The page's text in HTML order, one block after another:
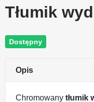
Tłumik
Dostępny
Opis
Chromowany tłumik